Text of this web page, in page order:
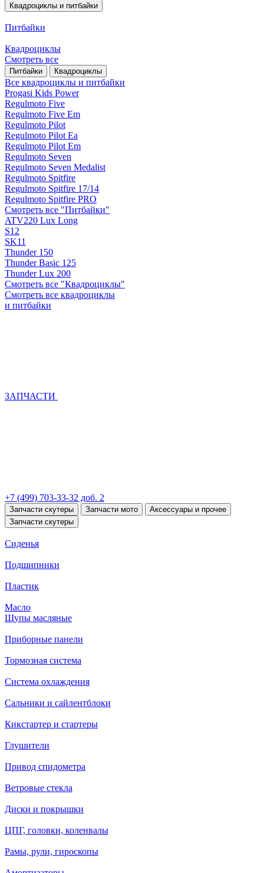
Квадроциклы и питбайки
Питбайки
Квадроциклы
Смотреть все
Питбайки Квадроциклы
Все квадроциклы и питбайки
Progasi Kids Power
Regulmoto Five
Regulmoto Five Em
Regulmoto Pilot
Regulmoto Pilot Ea
Regulmoto Pilot Em
Regulmoto Seven
Regulmoto Seven Medalist
Regulmoto Spitfire
Regulmoto Spitfire 17/14
Regulmoto Spitfire PRO
Смотреть все "Питбайки"
ATV220 Lux Long
S12
SK11
Thunder 150
Thunder Basic 125
Thunder Lux 200
Смотреть все "Квадроциклы"
Смотреть все квадроциклы
и питбайки
ЗАПЧАСТИ
+7 (499) 703-33-32 доб. 2
Запчасти скутеры Запчасти мото
Аксессуары и прочее
Запчасти скутеры
Сиденья
Подшипники
Пластик
Масло
Щупы масляные
Приборные панели
Тормозная система
Система охлаждения
Сальники и сайлентблоки
Кикстартер и стартеры
Глушители
Привод спидометра
Ветровые стекла
Диски и покрышки
ЦПГ, головки, коленвалы
Рамы, рули, гироскопы